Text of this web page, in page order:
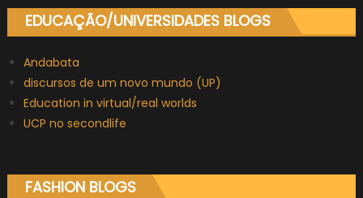
EDUCAÇÃO/UNIVERSIDADES BLOGS
Andabata
discursos de um novo mundo (UP)
Education in virtual/real worlds
UCP no secondlife
FASHION BLOGS